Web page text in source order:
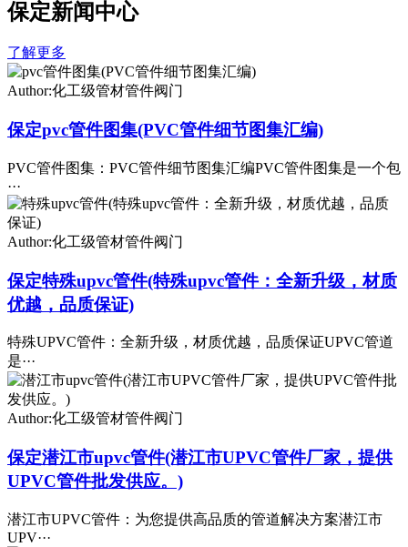
保定新闻中心
了解更多
Author:化工级管材管件阀门
保定pvc管件图集(PVC管件细节图集汇编)
PVC管件图集：PVC管件细节图集汇编PVC管件图集是一个包
···
Author:化工级管材管件阀门
保定特殊upvc管件(特殊upvc管件：全新升级，材质
优越，品质保证)
特殊UPVC管件：全新升级，材质优越，品质保证UPVC管道
是···
Author:化工级管材管件阀门
保定潜江市upvc管件(潜江市UPVC管件厂家，提供
UPVC管件批发供应。)
潜江市UPVC管件：为您提供高品质的管道解决方案潜江市
UPV···